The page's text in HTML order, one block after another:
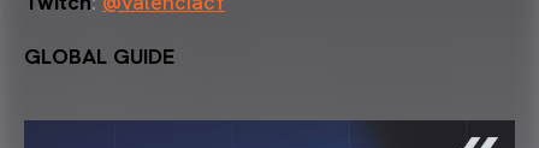
GLOBAL GUIDE